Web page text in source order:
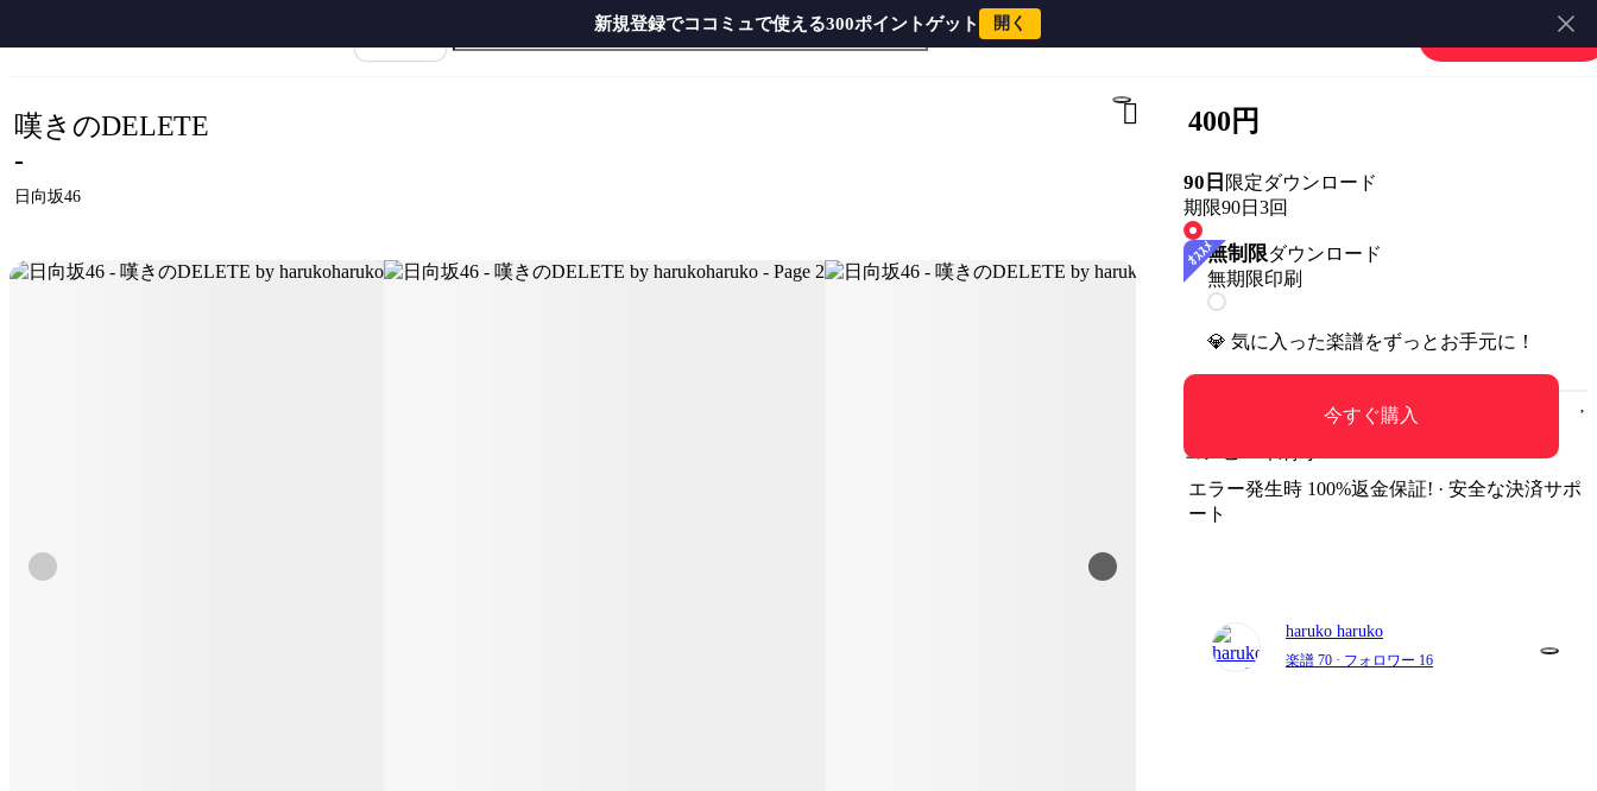
会員登録・ログイン
新規登録でココミュで使える300ポイントゲット 開く
嘆きのDELETE
-
日向坂46
400円
90日 限定ダウンロード
期限90日 3回
無制限ダウンロード
無期限印刷
💎 気に入った楽譜をずっとお手元に！
今すぐ購入
コンビニ印刷可
エラー発生時 100%返金保証! · 安全な決済サポ
ート
haruko haruko
楽譜 70 · フォロワー 16